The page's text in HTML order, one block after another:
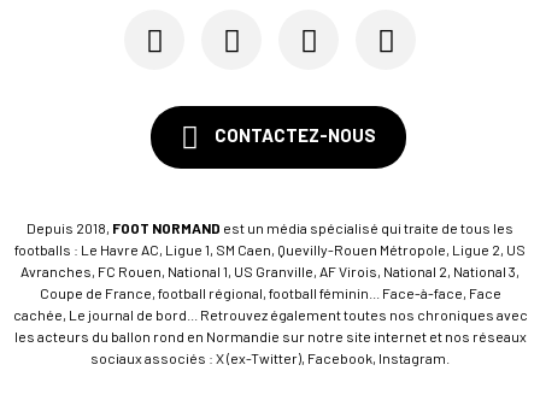
CONTACTEZ-NOUS
Depuis 2018, FOOT NORMAND est un média spécialisé qui traite de tous les
footballs : Le Havre AC, Ligue 1, SM Caen, Quevilly-Rouen Métropole, Ligue 2, US
Avranches, FC Rouen, National 1, US Granville, AF Virois, National 2, National 3,
Coupe de France, football régional, football féminin... Face-à-face, Face
cachée, Le journal de bord... Retrouvez également toutes nos chroniques avec
les acteurs du ballon rond en Normandie sur notre site internet et nos réseaux
sociaux associés : X (ex-Twitter), Facebook, Instagram.